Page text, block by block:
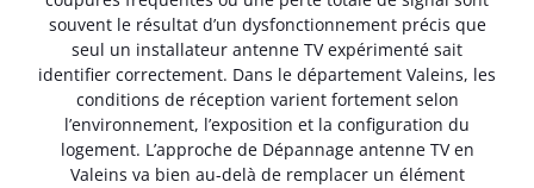
souvent le résultat d’un dysfonctionnement précis que
seul un installateur antenne TV expérimenté sait
identifier correctement. Dans le département Valeins, les
conditions de réception varient fortement selon
l’environnement, l’exposition et la configuration du
logement. L’approche de Dépannage antenne TV en
Valeins va bien au-delà de remplacer un élément